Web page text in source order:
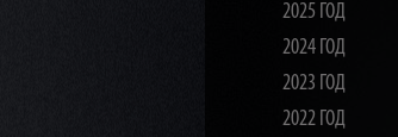
2025 ГОД
2024 ГОД
2023 ГОД
2022 ГОД